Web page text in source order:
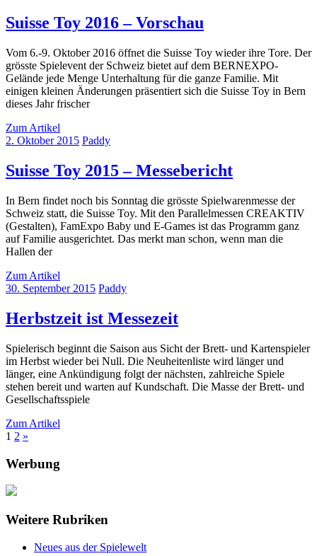
Suisse Toy 2016 – Vorschau
Vom 6.-9. Oktober 2016 öffnet die Suisse Toy wieder ihre Tore. Der
grösste Spielevent der Schweiz bietet auf dem BERNEXPO-
Gelände jede Menge Unterhaltung für die ganze Familie. Mit
einigen kleinen Änderungen präsentiert sich die Suisse Toy in Bern
dieses Jahr frischer
Zum Artikel
2. Oktober 2015 Paddy
Suisse Toy 2015 – Messebericht
In Bern findet noch bis Sonntag die grösste Spielwarenmesse der
Schweiz statt, die Suisse Toy. Mit den Parallelmessen CREAKTIV
(Gestalten), FamExpo Baby und E-Games ist das Programm ganz
auf Familie ausgerichtet. Das merkt man schon, wenn man die
Hallen der
Zum Artikel
30. September 2015 Paddy
Herbstzeit ist Messezeit
Spielerisch beginnt die Saison aus Sicht der Brett- und Kartenspieler
im Herbst wieder bei Null. Die Neuheitenliste wird länger und
länger, eine Ankündigung folgt der nächsten, zahlreiche Spiele
stehen bereit und warten auf Kundschaft. Die Masse der Brett- und
Gesellschaftsspiele
Zum Artikel
Seitennummerierung
der
Beiträge
1 2 Nächste
»
Werbung
Weitere Rubriken
Neues aus der Spielewelt